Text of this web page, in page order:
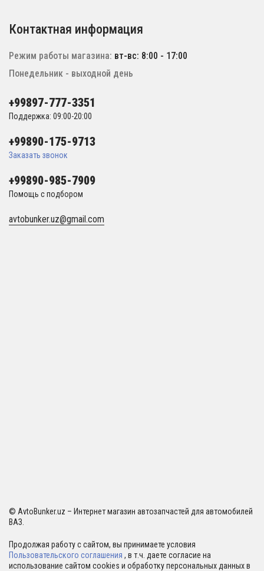
Контактная информация
Режим работы магазина: вт-вс: 8:00 - 17:00
Понедельник - выходной день
+99897-777-3351
Поддержка: 09:00-20:00
+99890-175-9713
Заказать звонок
+99890-985-7909
Помощь с подбором
avtobunker.uz@gmail.com
© AvtoBunker.uz – Интернет магазин автозапчастей для автомобилей
ВАЗ.
Продолжая работу с сайтом, вы принимаете условия
Пользовательского соглашения , в т.ч. даете согласие на
использование сайтом cookies и обработку персональных данных в